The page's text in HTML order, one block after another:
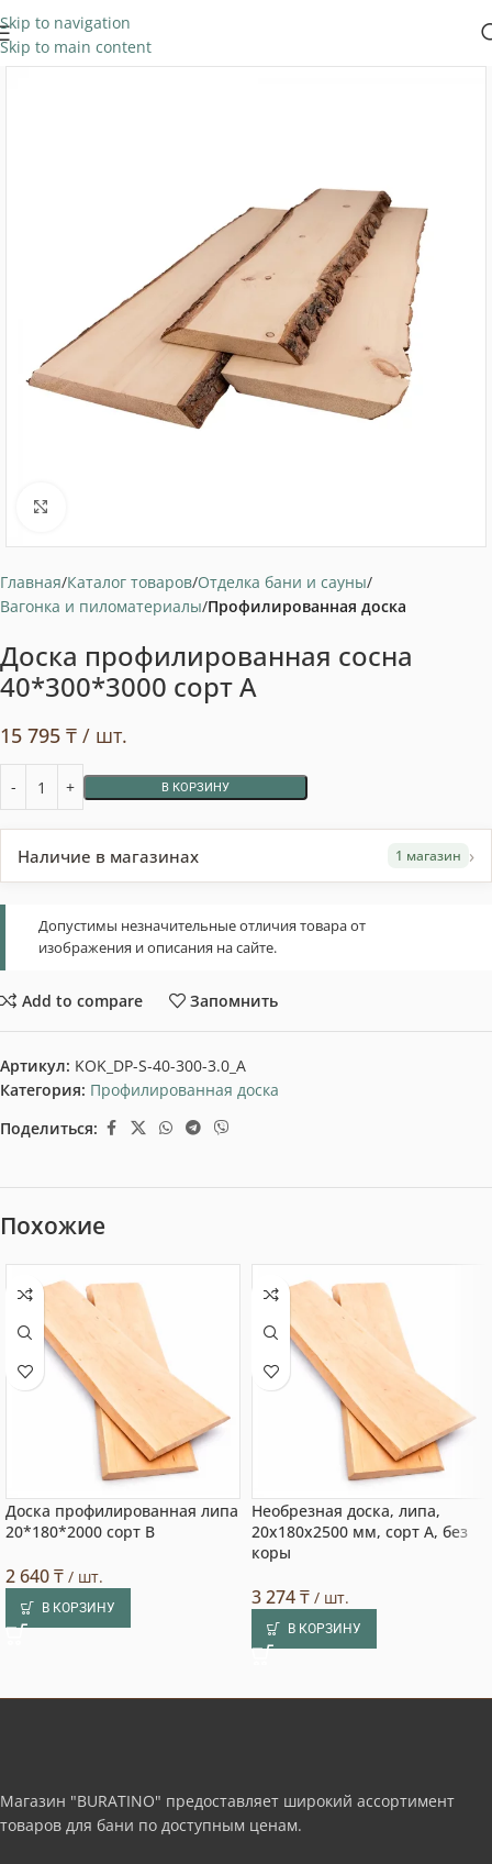
Skip to navigation
Skip to main content
Главная Каталог товаров Отделка бани и сауны
Вагонка и пиломатериалы Профилированная доска
Доска профилированная сосна
40*300*3000 сорт А
15 795 ₸ / шт.
В КОРЗИНУ
Наличие в магазинах 1 магазин ›
Допустимы незначительные отличия товара от
изображения и описания на сайте.
Add to compare Запомнить
Артикул: KOK_DP-S-40-300-3.0_A
Категория: Профилированная доска
Поделиться:
Похожие
Доска профилированная липа
20*180*2000 сорт В
2 640₸ / шт.
В КОРЗИНУ
Необрезная доска, липа,
20x180x2500 мм, сорт A, без
коры
3 274₸ / шт.
В КОРЗИНУ
Магазин "BURATINO" предоставляет широкий ассортимент
товаров для бани по доступным ценам.